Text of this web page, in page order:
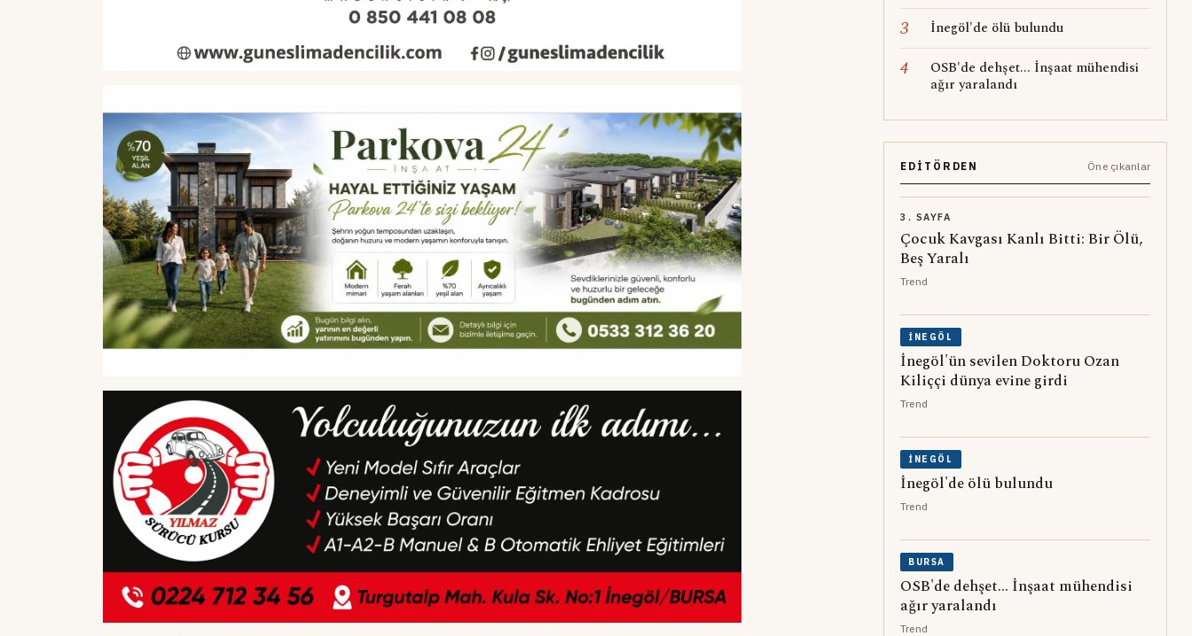
3 İnegöl'de ölü bulundu
4
OSB'de dehşet... İnşaat mühendisi
ağır yaralandı
EDITÖRDEN Öne çıkanlar
3. SAYFA
Çocuk Kavgası Kanlı Bitti: Bir Ölü,
Beş Yaralı
Trend
İNEGÖL
İnegöl'ün sevilen Doktoru Ozan
Kiliççi dünya evine girdi
Trend
İNEGÖL
İnegöl'de ölü bulundu
Trend
BURSA
OSB'de dehşet... İnşaat mühendisi
ağır yaralandı
Trend